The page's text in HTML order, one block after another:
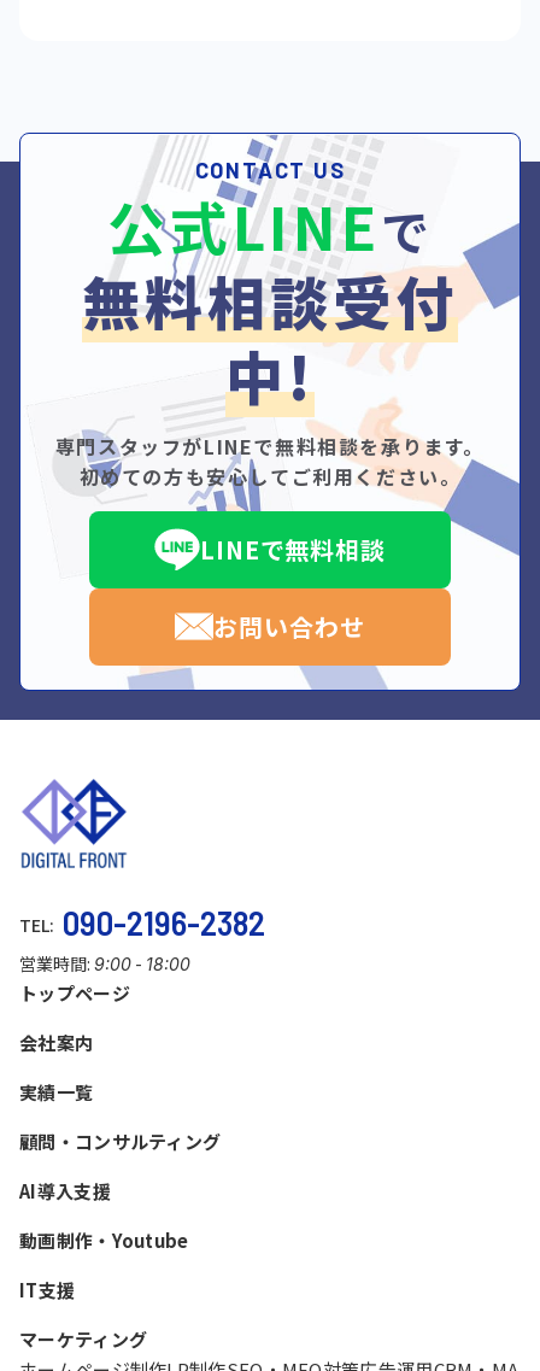
CONTACT US
公式LINEで
無料相談受付
中!
専門スタッフがLINEで無料相談を承ります。
初めての方も安心してご利用ください。
LINEで無料相談
お問い合わせ
TEL: 090-2196-2382
営業時間: 9:00 - 18:00
トップページ
会社案内
実績一覧
顧問・コンサルティング
AI導入支援
動画制作・Youtube
IT支援
マーケティング